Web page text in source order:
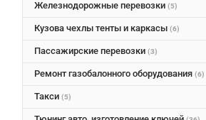
Железнодорожные перевозки (5)
Кузова чехлы тенты и каркасы (6)
Пассажирские перевозки (3)
Ремонт газобалонного оборудования (6)
Такси (5)